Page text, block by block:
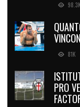
81K
PRO